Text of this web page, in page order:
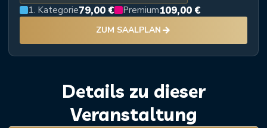
1. Kategorie79,00 € Premium109,00 €
ZUM SAALPLAN arrow_forward
Details zu dieser
Veranstaltung